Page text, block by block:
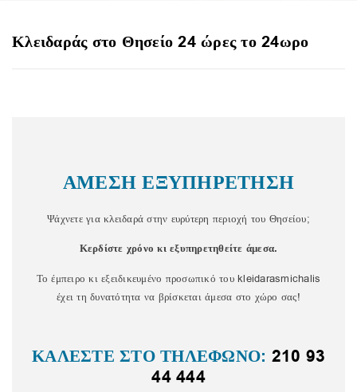
Κλειδαράς στο Θησείο 24 ώρες το 24ωρο
ΑΜΕΣΗ ΕΞΥΠΗΡΕΤΗΣΗ
Ψάχνετε για κλειδαρά στην ευρύτερη περιοχή του Θησείου;
Κερδίστε χρόνο κι εξυπηρετηθείτε άμεσα.
Το έμπειρο κι εξειδικευμένο προσωπικό του kleidarasmichalis
έχει τη δυνατότητα να βρίσκεται άμεσα στο χώρο σας!
ΚΑΛΕΣΤΕ ΣΤΟ ΤΗΛΕΦΩΝΟ: 210 93
44 444